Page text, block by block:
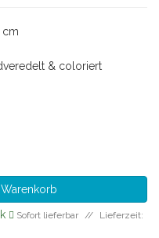
& coloriert
Warenkorb
Sofort lieferbar
Lieferzeit: